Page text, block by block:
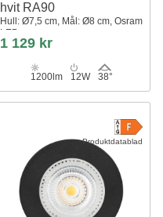
hvit RA90
Hull: Ø7,5 cm, Mål: Ø8 cm, Osram
LED
1 129 kr
1200lm 12W 38°
Produktdatablad